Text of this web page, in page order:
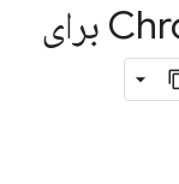
موارد جدید در Chrome 116 برای